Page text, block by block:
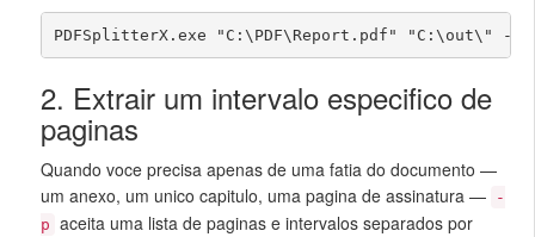
PDFSplitterX.exe "C:\PDF\Report.pdf" "C:\out\" -
2. Extrair um intervalo especifico de
paginas
Quando voce precisa apenas de uma fatia do documento —
um anexo, um unico capitulo, uma pagina de assinatura —
-
p aceita uma lista de paginas e intervalos separados por